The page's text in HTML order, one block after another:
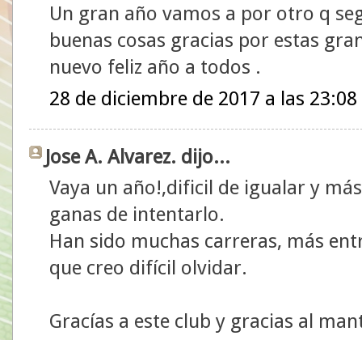
Un gran año vamos a por otro q
buenas cosas gracias por estas
nuevo feliz año a todos .
28 de diciembre de 2017 a las 23:08
Jose A. Alvarez. dijo...
Vaya un año!,dificil de igualar y
ganas de intentarlo.
Han sido muchas carreras, más
que creo difícil olvidar.
Gracías a este club y gracias al